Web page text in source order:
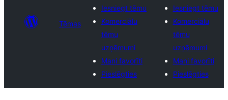
Tēmas
Iesniegt tēmu
Komerciālu
tēmu
uzņēmumi
Mani favorīti
Pieslēgties
Iesniegt tēmu
Komerciālu
tēmu
uzņēmumi
Mani favorīti
Pieslēgties